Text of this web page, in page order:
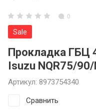
0
Sale
Прокладка ГБЦ
Isuzu NQR75/90/
Артикул: 8973754340
Сравнить